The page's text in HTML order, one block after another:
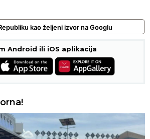
kao željeni izvor na Googlu
Android ili iOS aplikacija